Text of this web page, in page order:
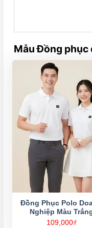
Mẫu Đồng phục
Đồng Phục Polo
Nghiệp Màu
109,000₫